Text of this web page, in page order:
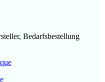
Bedarfsbestellung